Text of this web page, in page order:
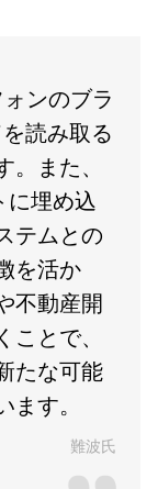
ンのブラ
読み取る
また、
に埋め込
テムとの
を活か
不動産開
とで、
たな可能
す。
難波氏